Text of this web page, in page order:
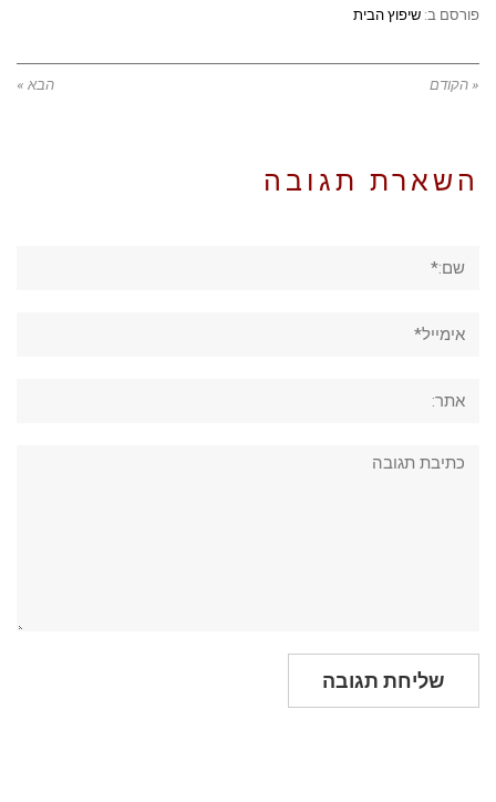
פורסם ב: שיפוץ הבית
« הקודם הבא »
השארת תגובה